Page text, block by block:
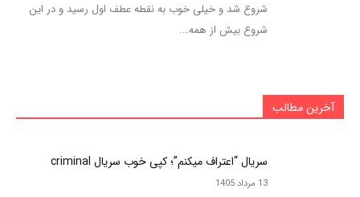
شروع شد و خیلی خوب به نقطه عطف اول رسید و در این
شروع بیش از همه...
آخرین مطالب
سریال “اعتراف میکنم”؛ کپی خوب سریال criminal
13 مرداد 1405